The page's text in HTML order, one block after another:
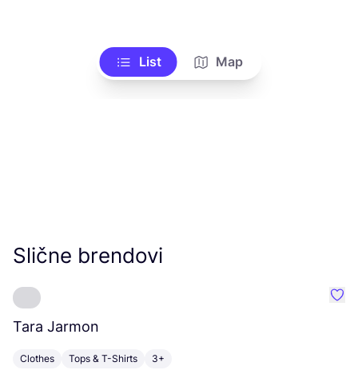
List Map
Slične brendovi
Tara Jarmon
Clothes Tops & T-Shirts 3+